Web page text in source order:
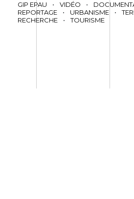
GIP EPAU • VIDÉO •
REPORTAGE
• URBANISME •
RECHERCHE
• TOURISME